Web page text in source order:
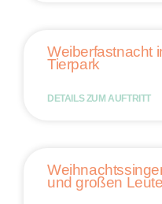
Weiberfastnacht
Tierpark
DETAILS ZUM AUFTRITT
und großen Leute